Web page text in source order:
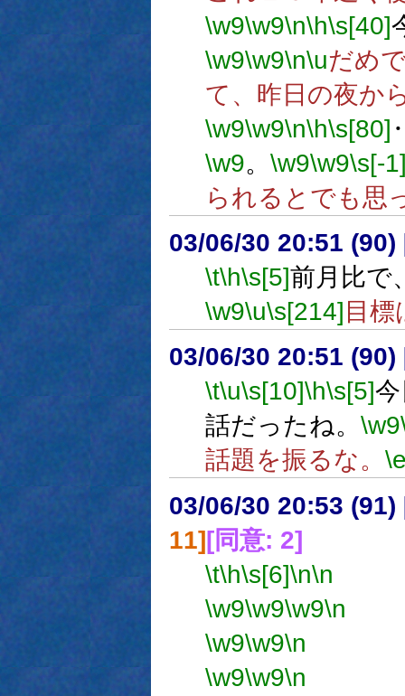
\w9\w9\n\h\s[40]
\w9\w9\n\uだめ
て、昨日の夜か
\w9\w9\n\h\s[80]
\w9。 \w9\w9\s[-
られるとでも思
03/06/30 20:51 (90)
\t\h\s[5]前月比で
\w9\u\s[214] 目
03/06/30 20:51 (90)
\t\u\s[10]\h\s[5]
話だったね。 \w9
話題を振るな。
03/06/30 20:53 (91)
11][同意: 2]
\t\h\s[6]\n\n
\w9\w9\w9\n
\w9\w9\n
\w9\w9\n